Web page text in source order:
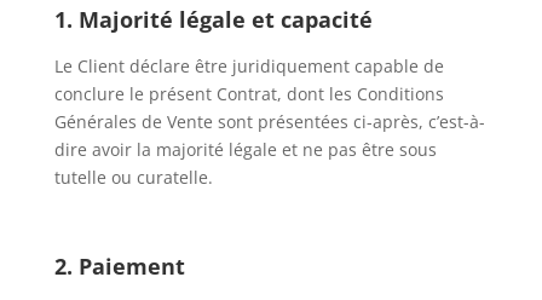
1. Majorité légale et capacité
Le Client déclare être juridiquement capable de
conclure le présent Contrat, dont les Conditions
Générales de Vente sont présentées ci-après, c’est-à-
dire avoir la majorité légale et ne pas être sous
tutelle ou curatelle.
2. Paiement